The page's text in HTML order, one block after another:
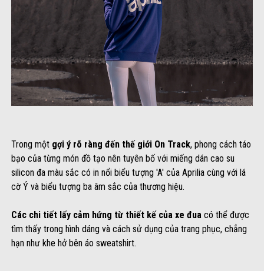
Trong một gợi ý rõ ràng đến thế giới On Track, phong cách táo
bạo của từng món đồ tạo nên tuyên bố với miếng dán cao su
silicon đa màu sắc có in nổi biểu tượng 'A' của Aprilia cùng với lá
cờ Ý và biểu tượng ba âm sắc của thương hiệu.
Các chi tiết lấy cảm hứng từ thiết kế của xe đua có thể được
tìm thấy trong hình dáng và cách sử dụng của trang phục, chẳng
hạn như khe hở bên áo sweatshirt.